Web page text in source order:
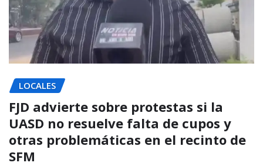
LOCALES
FJD advierte sobre protestas si la
UASD no resuelve falta de cupos y
otras problemáticas en el recinto de
SFM